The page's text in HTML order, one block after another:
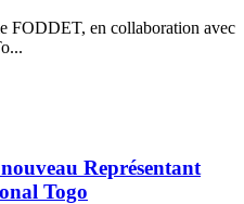
FODDET, en collaboration avec
Représentant
Togo